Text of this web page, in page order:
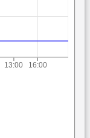
13:00 16:00